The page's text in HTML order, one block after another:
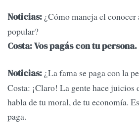
Noticias: ¿Cómo maneja el
popular?
Costa: Vos pagás con tu persona.
Noticias: ¿La fama se paga con la
Costa: ¡Claro! La gente hace juicios
habla de tu moral, de tu economía.
paga.